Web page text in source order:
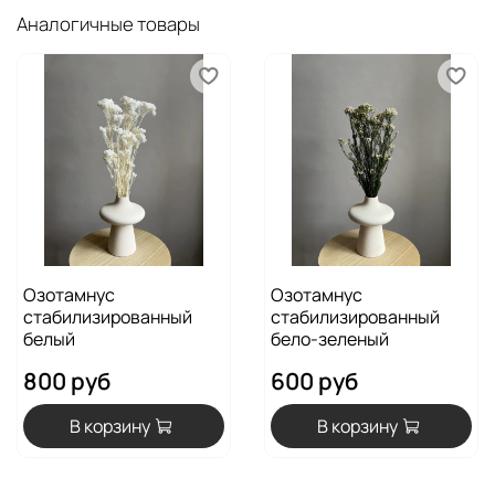
Аналогичные товары
Озотамнус
стабилизированный
белый
800 руб
В корзину
Озотамнус
стабилизированный
бело-зеленый
600 руб
В корзину